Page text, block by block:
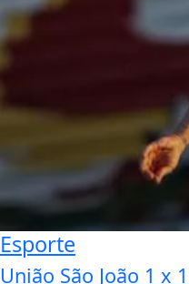
Esporte
União São João 1 x